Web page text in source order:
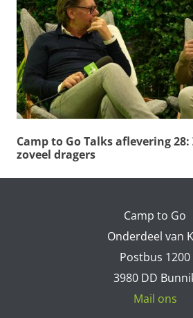
Camp to Go Talks aflevering
zoveel dragers
Camp to Go
Onderdeel van
Postbus 1200
3980 DD
Mail ons